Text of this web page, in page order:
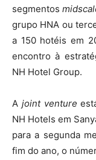
segmentos
grupo HNA ou
a 150 hotéis em
encontro à
NH Hotel Group.
A joint venture
NH Hotels em
para a segunda
fim do ano, o